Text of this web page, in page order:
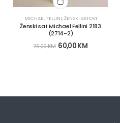
MICHAEL FELLINI,ŽENSKI SATOVI
Ženski sat Michael Fellini 2183
(2714-2)
76,00KM 60,00KM